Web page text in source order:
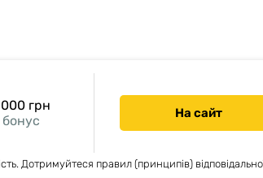
бонус
грн На сайт
Дотримуйтеся правил (принципів)